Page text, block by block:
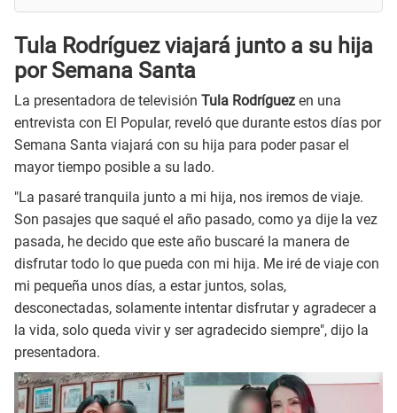
Tula Rodríguez viajará junto a su hija
por Semana Santa
La presentadora de televisión Tula Rodríguez en una
entrevista con El Popular, reveló que durante estos días por
Semana Santa viajará con su hija para poder pasar el
mayor tiempo posible a su lado.
"La pasaré tranquila junto a mi hija, nos iremos de viaje.
Son pasajes que saqué el año pasado, como ya dije la vez
pasada, he decido que este año buscaré la manera de
disfrutar todo lo que pueda con mi hija. Me iré de viaje con
mi pequeña unos días, a estar juntos, solas,
desconectadas, solamente intentar disfrutar y agradecer a
la vida, solo queda vivir y ser agradecido siempre", dijo la
presentadora.